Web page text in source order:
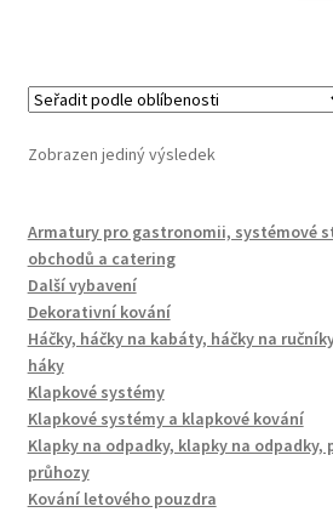
Zobrazen jediný výsledek
Armatury pro gastronomii, systémové
obchodů a catering
Další vybavení
Dekorativní kování
Háčky, háčky na kabáty, háčky na
háky
Klapkové systémy
Klapkové systémy a klapkové kování
Klapky na odpadky, klapky na odpadky,
průhozy
Kování letového pouzdra